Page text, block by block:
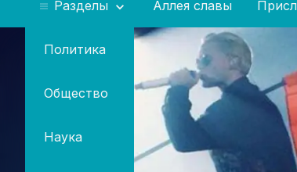
Разделы
Политика
Общество
Наука
Аллея славы